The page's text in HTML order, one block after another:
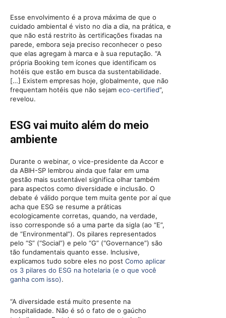
Esse envolvimento é a prova máxima de que o
cuidado ambiental é visto no dia a dia, na prática, e
que não está restrito às certificações fixadas na
parede, embora seja preciso reconhecer o peso
que elas agregam à marca e à sua reputação. “A
própria Booking tem ícones que identificam os
hotéis que estão em busca da sustentabilidade.
[…] Existem empresas hoje, globalmente, que não
frequentam hotéis que não sejam eco-certified”,
revelou.
ESG vai muito além do meio
ambiente
Durante o webinar, o vice-presidente da Accor e
da ABIH-SP lembrou ainda que falar em uma
gestão mais sustentável significa olhar também
para aspectos como diversidade e inclusão. O
debate é válido porque tem muita gente por aí que
acha que ESG se resume a práticas
ecologicamente corretas, quando, na verdade,
isso corresponde só a uma parte da sigla (ao “E”,
de “Environmental”). Os pilares representados
pelo “S” (“Social”) e pelo “G” (“Governance”) são
tão fundamentais quanto esse. Inclusive,
explicamos tudo sobre eles no post Como aplicar
os 3 pilares do ESG na hotelaria (e o que você
ganha com isso).
“A diversidade está muito presente na
hospitalidade. Não é só o fato de o gaúcho